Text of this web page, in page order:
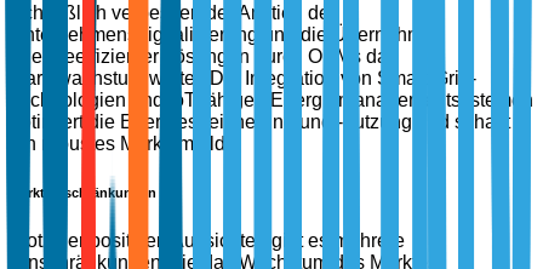
Schließlich verbessert der Anstieg der
Unternehmensdigitalisierung und die Übernahme
energieeffizienter Lösungen durch OEMs das
Marktwachstum weiter. Die Integration von Smart-Grid-
Technologien und IoT-fähigen Energiemanagementsystemen
optimiert die Energiespeicherung und -nutzung und schafft
ein robustes Marktumfeld.
Markteinschränkungen
Trotz der positiven Aussichten gibt es mehrere
Einschränkungen, die das Wachstum des Marktes